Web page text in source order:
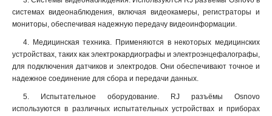
системах видеонаблюдения, включая видеокамеры, регистраторы и
мониторы, обеспечивая надежную передачу видеоинформации.
4. Медицинская техника. Применяются в некоторых медицинских
устройствах, таких как электрокардиографы и электроэнцефалографы,
для подключения датчиков и электродов. Они обеспечивают точное и
надежное соединение для сбора и передачи данных.
5. Испытательное оборудование. RJ разъёмы Osnovo
используются в различных испытательных устройствах и приборах